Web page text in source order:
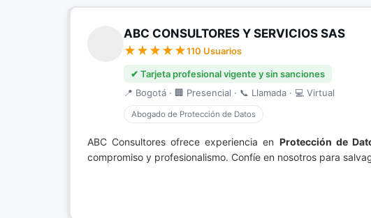
ABC CONSULTORES Y SERVICIOS SAS
110 Usuarios
✔ Tarjeta profesional vigente y sin sanciones
📍 Bogotá · 🏢 Presencial · 📞 Llamada · 💻 Virtual
Abogado de Protección de Datos
ABC Consultores ofrece experiencia en Protección de
compromiso y profesionalismo. Confíe en nosotros para